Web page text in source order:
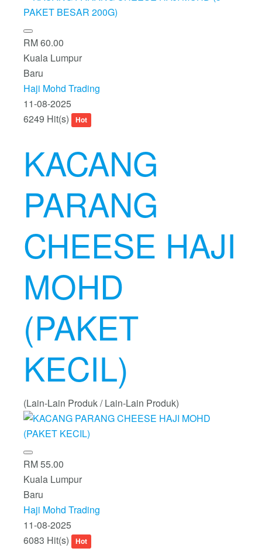
RM 60.00
Kuala Lumpur
Baru
Haji Mohd Trading
11-08-2025
6249 Hit(s)
Hot
KACANG
PARANG
CHEESE HAJI
MOHD
(PAKET
KECIL)
(Lain-Lain Produk / Lain-Lain Produk)
RM 55.00
Kuala Lumpur
Baru
Haji Mohd Trading
11-08-2025
6083 Hit(s)
Hot